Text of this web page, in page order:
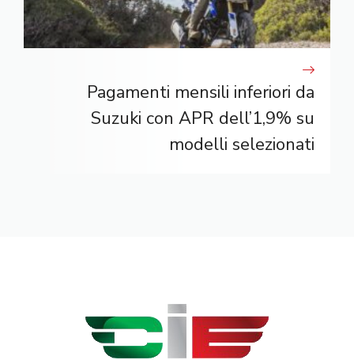
Pagamenti mensili inferiori da
Suzuki con APR dell’1,9% su
modelli selezionati